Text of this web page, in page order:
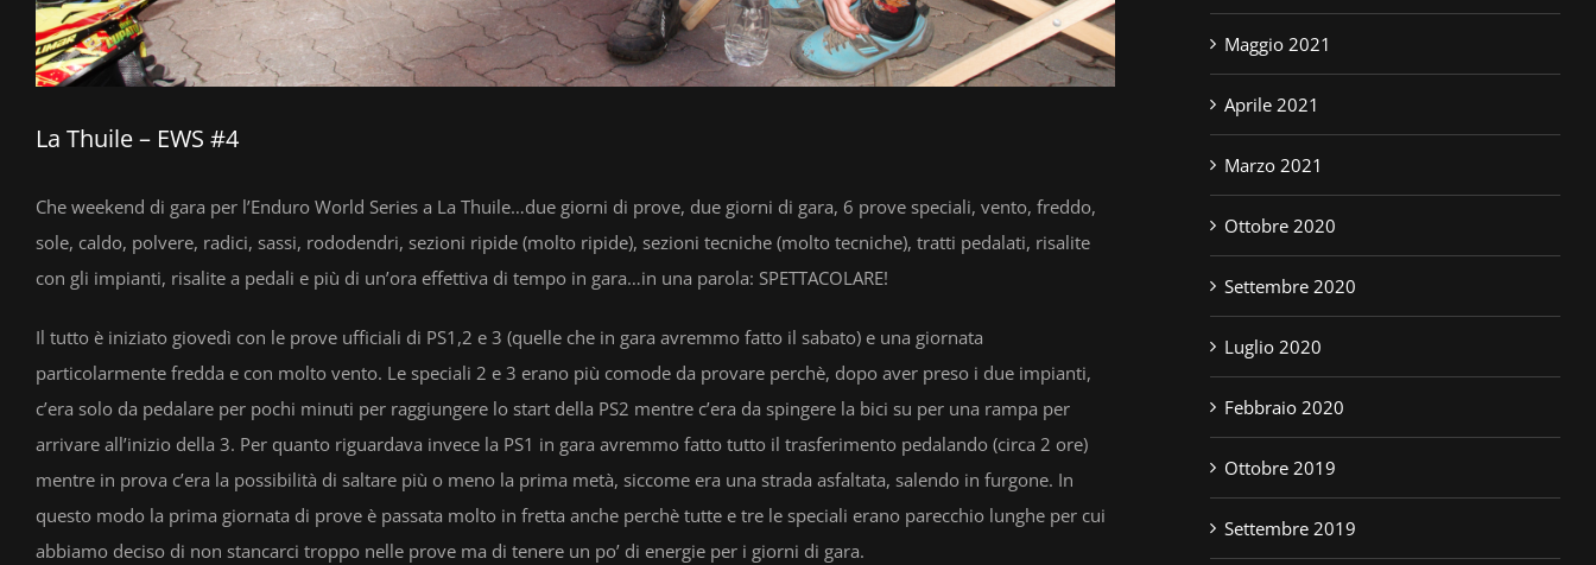
La Thuile – EWS #4
Che weekend di gara per l’Enduro World Series a La Thuile…due giorni di prove, due giorni di gara, 6 prove speciali, vento, freddo,
sole, caldo, polvere, radici, sassi, rododendri, sezioni ripide (molto ripide), sezioni tecniche (molto tecniche), tratti pedalati, risalite
con gli impianti, risalite a pedali e più di un’ora effettiva di tempo in gara…in una parola: SPETTACOLARE!
Il tutto è iniziato giovedì con le prove ufficiali di PS1,2 e 3 (quelle che in gara avremmo fatto il sabato) e una giornata
particolarmente fredda e con molto vento. Le speciali 2 e 3 erano più comode da provare perchè, dopo aver preso i due impianti,
c’era solo da pedalare per pochi minuti per raggiungere lo start della PS2 mentre c’era da spingere la bici su per una rampa per
arrivare all’inizio della 3. Per quanto riguardava invece la PS1 in gara avremmo fatto tutto il trasferimento pedalando (circa 2 ore)
mentre in prova c’era la possibilità di saltare più o meno la prima metà, siccome era una strada asfaltata, salendo in furgone. In
questo modo la prima giornata di prove è passata molto in fretta anche perchè tutte e tre le speciali erano parecchio lunghe per cui
abbiamo deciso di non stancarci troppo nelle prove ma di tenere un po’ di energie per i giorni di gara.
Maggio 2021
Aprile 2021
Marzo 2021
Ottobre 2020
Settembre 2020
Luglio 2020
Febbraio 2020
Ottobre 2019
Settembre 2019